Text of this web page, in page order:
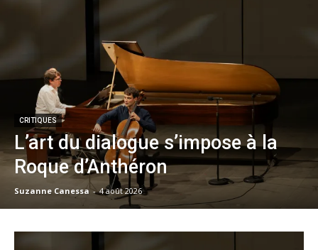
CRITIQUES
L’art du dialogue s’impose à la
Roque d’Anthéron
Suzanne Canessa - 4 août 2026